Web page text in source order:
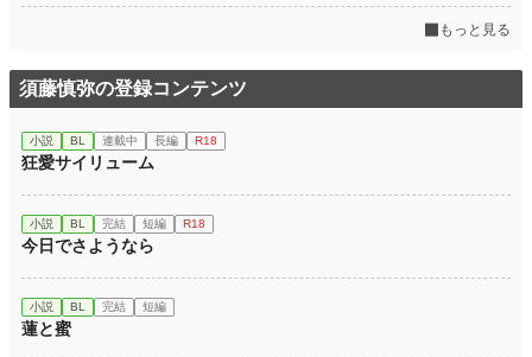
もっと見る
須藤慎弥の登録コンテンツ
小説 BL 連載中 長編 R18
狂愛サイリューム
小説 BL 完結 短編 R18
今日でさようなら
小説 BL 完結 短編
蓮と蜜